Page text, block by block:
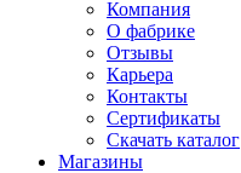
Компания
О фабрике
Отзывы
Карьера
Контакты
Сертификаты
Скачать каталог
Магазины